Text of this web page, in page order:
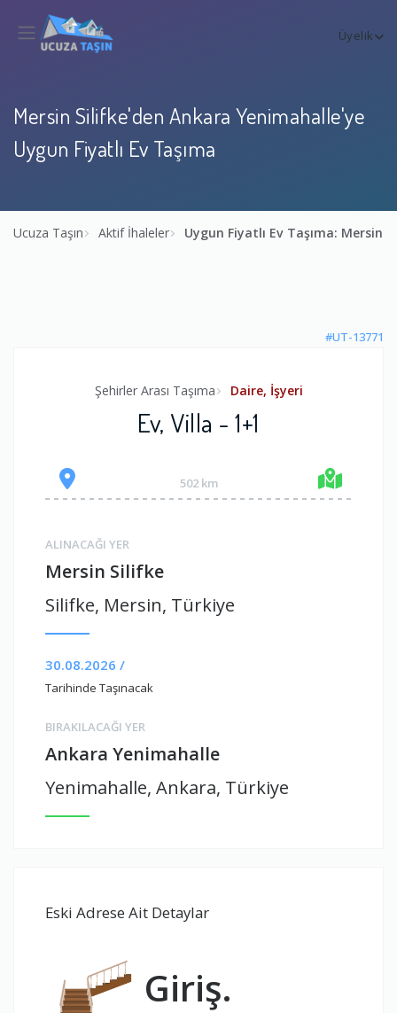
Üyelik
Mersin Silifke'den Ankara Yenimahalle'ye
Uygun Fiyatlı Ev Taşıma
Ucuza Taşın Aktif İhaleler Uygun Fiyatlı Ev Taşıma:
#UT-13771
Şehirler Arası Taşıma Daire, İşyeri
Ev, Villa - 1+1
502 km
ALINACAĞI YER
Mersin Silifke
Silifke, Mersin, Türkiye
30.08.2026 /
Tarihinde Taşınacak
BIRAKILACAĞI YER
Ankara Yenimahalle
Yenimahalle, Ankara, Türkiye
Eski Adrese Ait Detaylar
Giriş.